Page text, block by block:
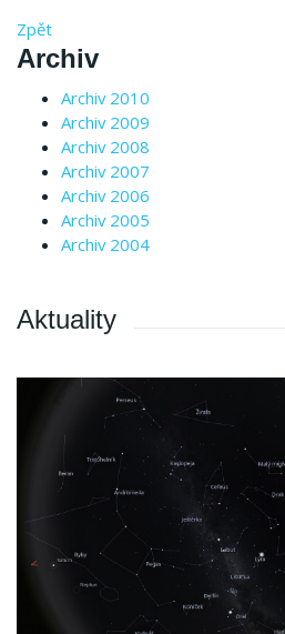
Zpět
Archiv
Archiv 2010
Archiv 2009
Archiv 2008
Archiv 2007
Archiv 2006
Archiv 2005
Archiv 2004
Aktuality